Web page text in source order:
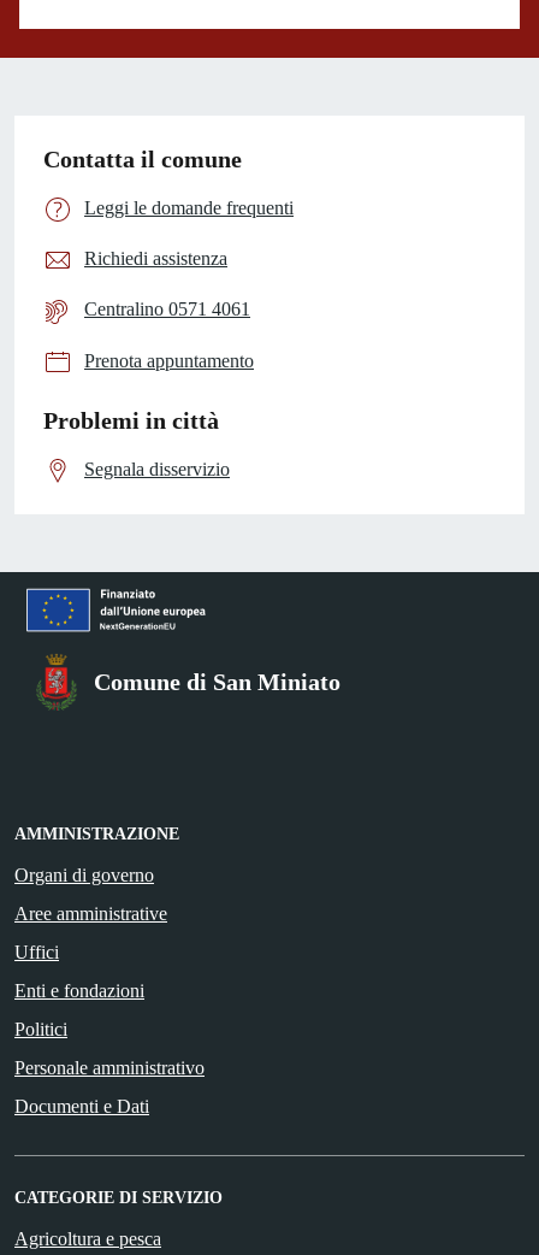
Contatta il comune
Leggi le domande frequenti
Richiedi assistenza
Centralino 0571 4061
Prenota appuntamento
Problemi in città
Segnala disservizio
Comune di San Miniato
AMMINISTRAZIONE
Organi di governo
Aree amministrative
Uffici
Enti e fondazioni
Politici
Personale amministrativo
Documenti e Dati
CATEGORIE DI SERVIZIO
Agricoltura e pesca